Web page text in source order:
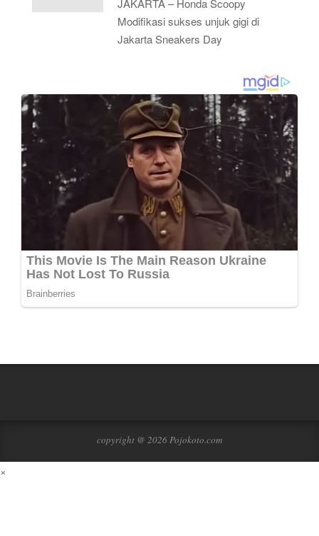
JAKARTA – Honda Scoopy
Modifikasi sukses unjuk gigi di
Jakarta Sneakers Day
copyright @ 2026 Pojokoto.com
×